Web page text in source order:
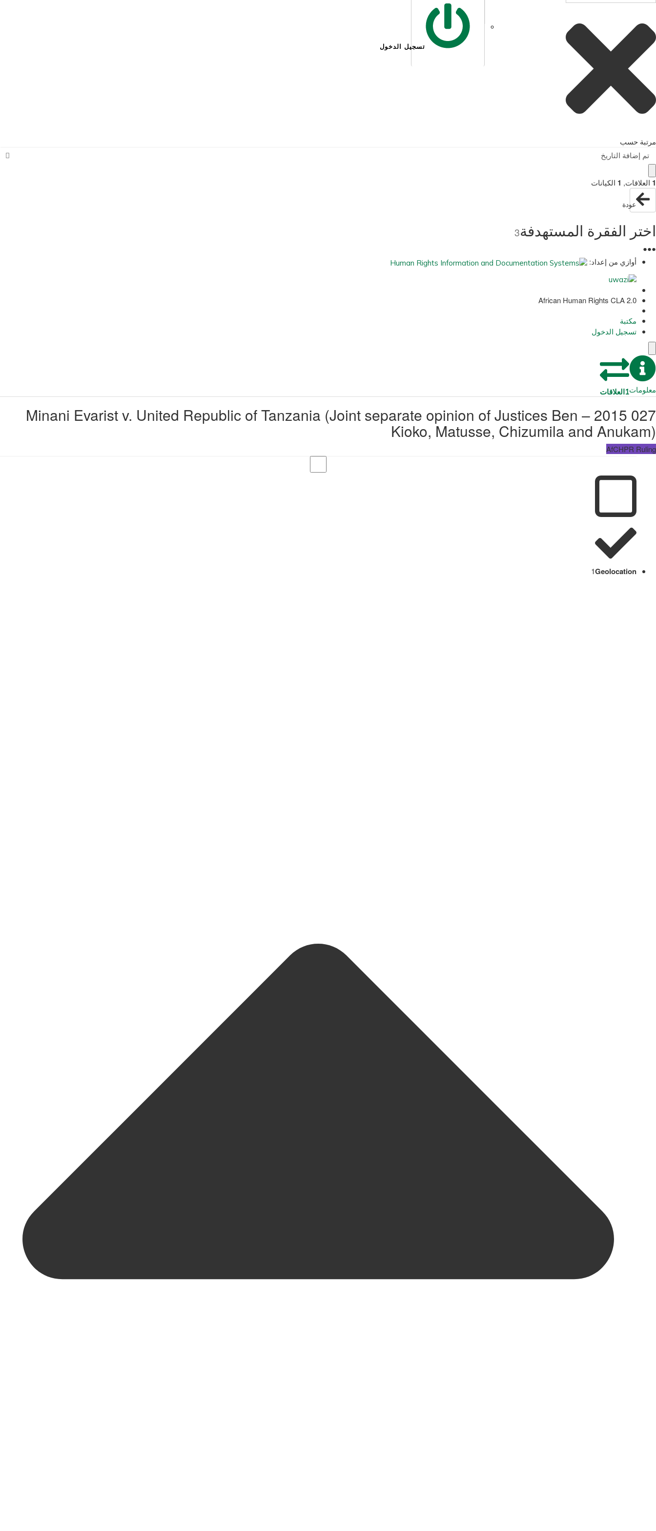
تسجيل الدخول
مرتبة حسب
تم إضافة التاريخ
1 العلاقات,
1 الكيانات
عودة
اختر الفقرة المستهدفة3
●
●
●
أوازي من إعداد:
African Human Rights CLA 2.0
مكتبة
تسجيل الدخول
معلومات1العلاقات
027 2015 – Minani Evarist v. United Republic of Tanzania (Joint separate opinion of Justices Ben
Kioko, Matusse, Chizumila and Anukam)
AfCHPR Ruling
Geolocation
1